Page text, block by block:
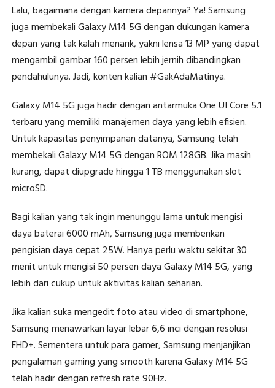
Lalu, bagaimana dengan kamera depannya? Ya! Samsung
juga membekali Galaxy M14 5G dengan dukungan kamera
depan yang tak kalah menarik, yakni lensa 13 MP yang dapat
mengambil gambar 160 persen lebih jernih dibandingkan
pendahulunya. Jadi, konten kalian #GakAdaMatinya.
Galaxy M14 5G juga hadir dengan antarmuka One UI Core 5.1
terbaru yang memiliki manajemen daya yang lebih efisien.
Untuk kapasitas penyimpanan datanya, Samsung telah
membekali Galaxy M14 5G dengan ROM 128GB. Jika masih
kurang, dapat diupgrade hingga 1 TB menggunakan slot
microSD.
Bagi kalian yang tak ingin menunggu lama untuk mengisi
daya baterai 6000 mAh, Samsung juga memberikan
pengisian daya cepat 25W. Hanya perlu waktu sekitar 30
menit untuk mengisi 50 persen daya Galaxy M14 5G, yang
lebih dari cukup untuk aktivitas kalian seharian.
Jika kalian suka mengedit foto atau video di smartphone,
Samsung menawarkan layar lebar 6,6 inci dengan resolusi
FHD+. Sementera untuk para gamer, Samsung menjanjikan
pengalaman gaming yang smooth karena Galaxy M14 5G
telah hadir dengan refresh rate 90Hz.